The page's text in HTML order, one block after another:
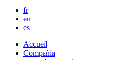
fr
en
es
Accueil
Compañía